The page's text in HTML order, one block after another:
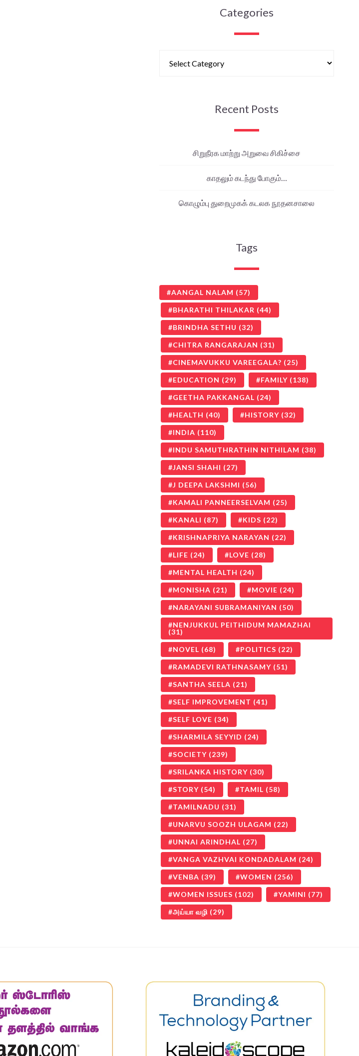
Categories
Recent Posts
சிறுநீரக மாற்று அறுவை சிகிச்சை
காதலும் கடந்து போகும்…
கொழும்பு துறைமுகக் கடலக நூதனசாலை
Tags
AANGAL NALAM (57)
BHARATHI THILAKAR (44)
BRINDHA SETHU (32)
CHITRA RANGARAJAN (31)
CINEMAVUKKU VAREEGALA? (25)
EDUCATION (29) FAMILY (138)
GEETHA PAKKANGAL (24)
HEALTH (40) HISTORY (32)
INDIA (110)
INDU SAMUTHRATHIN NITHILAM (38)
JANSI SHAHI (27)
J DEEPA LAKSHMI (56)
KAMALI PANNEERSELVAM (25)
KANALI (87) KIDS (22)
KRISHNAPRIYA NARAYAN (22)
LIFE (24) LOVE (28)
MENTAL HEALTH (24)
MONISHA (21) MOVIE (24)
NARAYANI SUBRAMANIYAN (50)
NENJUKKUL PEITHIDUM MAMAZHAI
(31)
NOVEL (68) POLITICS (22)
RAMADEVI RATHNASAMY (51)
SANTHA SEELA (21)
SELF IMPROVEMENT (41)
SELF LOVE (34)
SHARMILA SEYYID (24)
SOCIETY (239)
SRILANKA HISTORY (30)
STORY (54) TAMIL (58)
TAMILNADU (31)
UNARVU SOOZH ULAGAM (22)
UNNAI ARINDHAL (27)
VANGA VAZHVAI KONDADALAM (24)
VENBA (39) WOMEN (256)
WOMEN ISSUES (102) YAMINI (77)
அய்யா வழி (29)